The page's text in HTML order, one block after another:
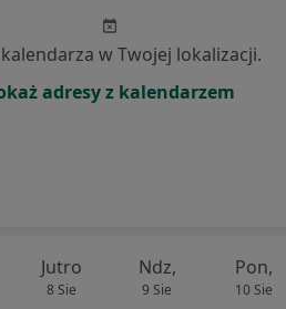
w Twojej lokalizacji.
adresy z kalendarzem
Jutro
8 Sie
Ndz,
9 Sie
Pon,
10 Sie